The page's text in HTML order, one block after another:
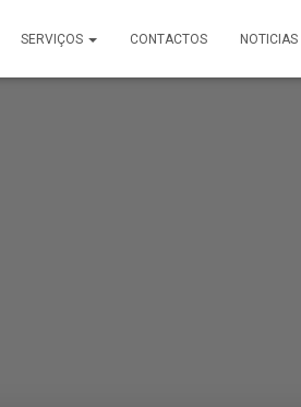
SERVIÇOS CONTACTOS NOTICIAS